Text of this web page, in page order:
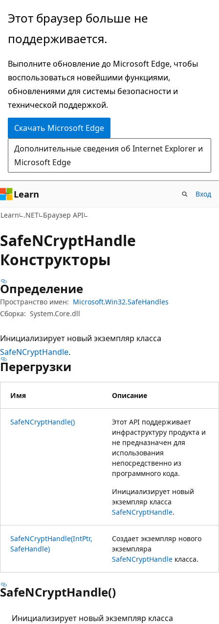
Пропустить
перейти
основному
содержимому
Переход
навигации
странице
Этот браузер больше не
поддерживается.
Выполните обновление до Microsoft Edge, чтобы
воспользоваться новейшими функциями,
обновлениями для системы безопасности и
технической поддержкой.
Скачать Microsoft Edge
Дополнительные сведения об Internet Explorer и
Microsoft Edge
Learn Вход
Learn .NET Браузер API
SafeNCryptHandle
Конструкторы
Определение
Пространство имен: Microsoft.Win32.SafeHandles
Сборка: System.Core.dll
Инициализирует новый экземпляр класса
SafeNCryptHandle.
Перегрузки
Имя Описание
SafeNCryptHandle()
Этот API поддерживает
инфраструктуру продукта и
не предназначен для
использования
непосредственно из
программного кода.
Инициализирует новый
экземпляр класса
SafeNCryptHandle.
SafeNCryptHandle(IntPtr,
SafeHandle)
Создает экземпляр нового
экземпляра
SafeNCryptHandle класса.
SafeNCryptHandle()
Инициализирует новый экземпляр класса